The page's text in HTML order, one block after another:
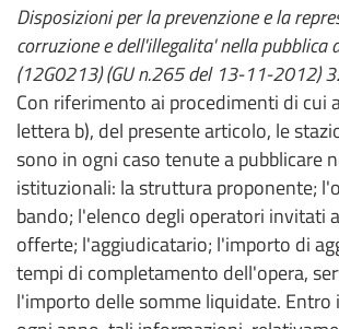
Disposizioni per la prevenzione e la
corruzione e dell'illegalita' nella pubblica
(12G0213) (GU n.265 del 13-11-2012)
Con riferimento ai procedimenti di cui
lettera b), del presente articolo, le
sono in ogni caso tenute a pubblicare
istituzionali: la struttura proponente;
bando; l'elenco degli operatori invitati
offerte; l'aggiudicatario; l'importo di
tempi di completamento dell'opera,
l'importo delle somme liquidate. Entro